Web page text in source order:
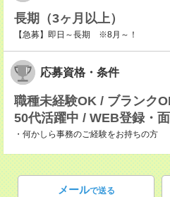
長期（3ヶ月以上）
【急募】即日～長期 ※8月～！
応募資格・条件
職種未経験OK / ブランク
50代活躍中 / WEB登録・
・何かしら事務のご経験をお持ちの方
メールで送る